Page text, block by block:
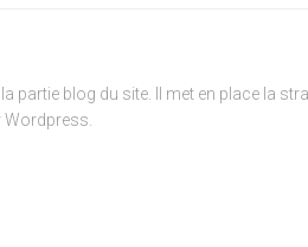
partie blog du site. Il met en place la